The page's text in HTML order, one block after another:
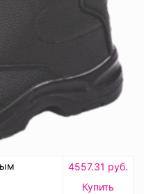
4557.31 руб.
Купить